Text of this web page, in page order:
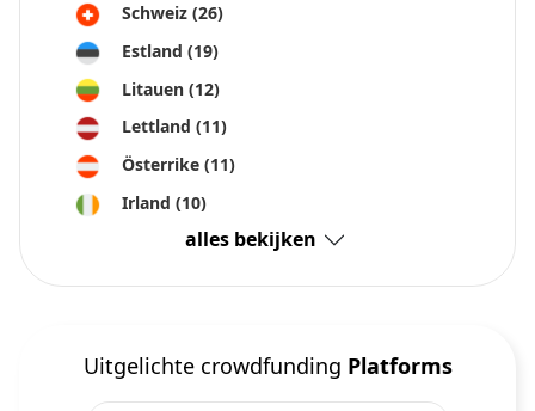
Schweiz (26)
Estland (19)
Litauen (12)
Lettland (11)
Österrike (11)
Irland (10)
alles bekijken
Uitgelichte crowdfunding Platforms